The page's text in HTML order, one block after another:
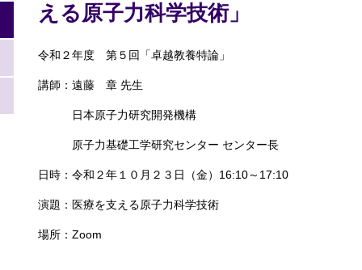
える原子力科学技術」
令和２年度 第５回「卓越教養特論」
講師：遠藤 章 先生
日本原子力研究開発機構
原子力基礎工学研究センター センター長
日時：令和２年１０月２３日（金）16:10～17:10
演題：医療を支える原子力科学技術
場所：Zoom